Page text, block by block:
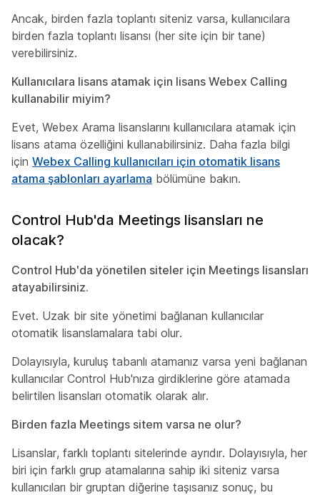
Ancak, birden fazla toplantı siteniz varsa, kullanıcılara
birden fazla toplantı lisansı (her site için bir tane)
verebilirsiniz.
Kullanıcılara lisans atamak için lisans Webex Calling
kullanabilir miyim?
Evet, Webex Arama lisanslarını kullanıcılara atamak için
lisans atama özelliğini kullanabilirsiniz. Daha fazla bilgi
için Webex Calling kullanıcıları için otomatik lisans
atama şablonları ayarlama bölümüne bakın.
Control Hub'da Meetings lisansları ne
olacak?
Control Hub'da yönetilen siteler için Meetings lisansları
atayabilirsiniz.
Evet. Uzak bir site yönetimi bağlanan kullanıcılar
otomatik lisanslamalara tabi olur.
Dolayısıyla, kuruluş tabanlı atamanız varsa yeni bağlanan
kullanıcılar Control Hub'nıza girdiklerine göre atamada
belirtilen lisansları otomatik olarak alır.
Birden fazla Meetings sitem varsa ne olur?
Lisanslar, farklı toplantı sitelerinde ayrıdır. Dolayısıyla, her
biri için farklı grup atamalarına sahip iki siteniz varsa
kullanıcıları bir gruptan diğerine taşısanız sonuç, bu